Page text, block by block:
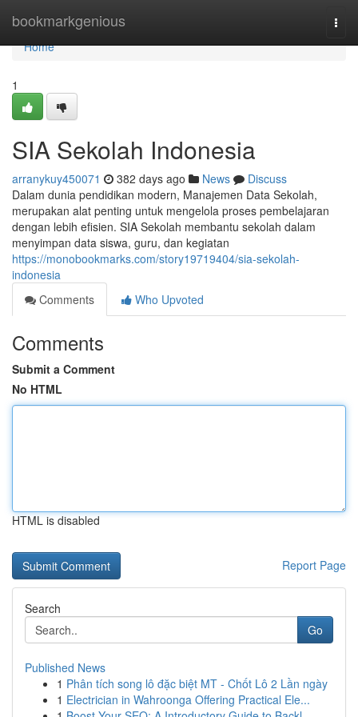
bookmarkgenious
Home
Home
1
SIA Sekolah Indonesia
arranykuy450071 382 days ago News
Discuss
Dalam dunia pendidikan modern, Manajemen Data Sekolah,
merupakan alat penting untuk mengelola proses pembelajaran
dengan lebih efisien. SIA Sekolah membantu sekolah dalam
menyimpan data siswa, guru, dan kegiatan
https://monobookmarks.com/story19719404/sia-sekolah-
indonesia
Comments
Who Upvoted
Comments
Submit a Comment
No HTML
HTML is disabled
Report Page
Search
Go
Published News
1 Phân tích song lô đặc biệt MT - Chốt Lô 2 Lần ngày
1 Electrician in Wahroonga Offering Practical Ele...